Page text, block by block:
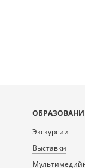
Экскурсии
Выставки